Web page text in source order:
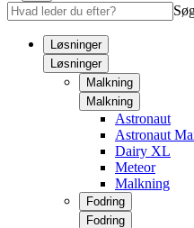
Løsninger
Løsninger
Malkning
Malkning
Astronaut
Astronaut
Dairy XL
Meteor
Malkning
Fodring
Fodring